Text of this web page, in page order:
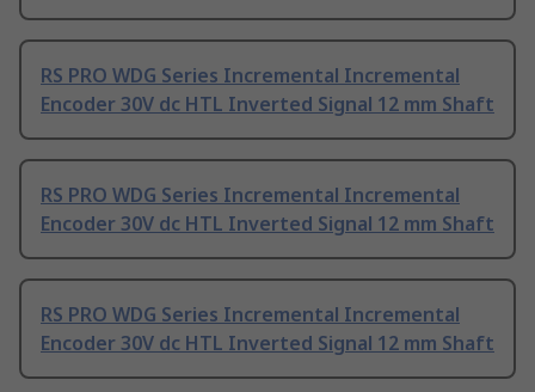
RS PRO WDG Series Incremental Incremental
Encoder 30V dc HTL Inverted Signal 12 mm Shaft
RS PRO WDG Series Incremental Incremental
Encoder 30V dc HTL Inverted Signal 12 mm Shaft
RS PRO WDG Series Incremental Incremental
Encoder 30V dc HTL Inverted Signal 12 mm Shaft